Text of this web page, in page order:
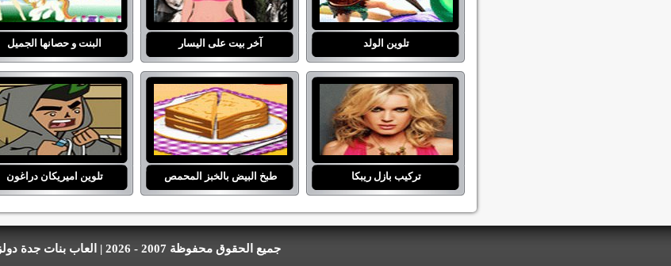
تلوين الولد آخر بيت على اليسار البنت و حصانها الجميل
تركيب بازل ريبكا طبخ البيض بالخبز المحمص تلوين اميريكان دراغون
جميع الحقوق محفوظة 2007 - 2026 | العاب بنات جدة دولز